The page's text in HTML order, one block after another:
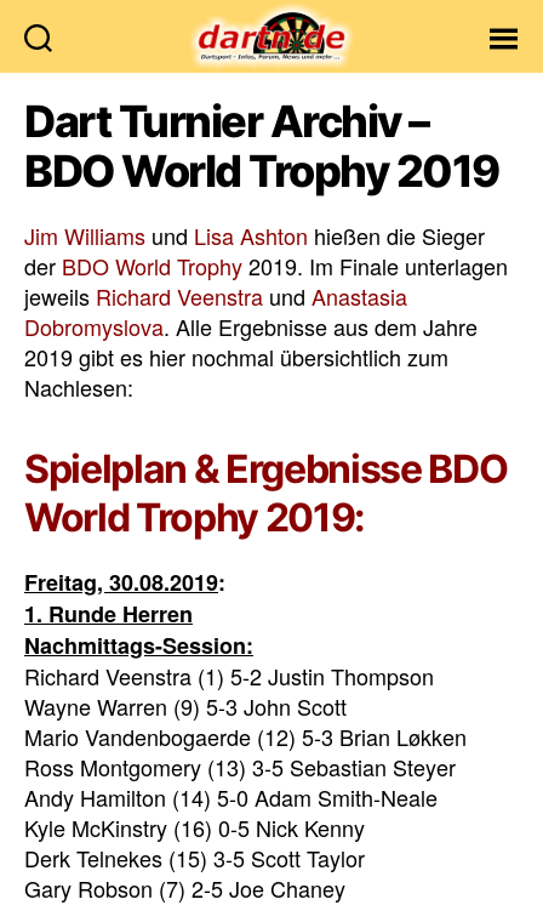
Dart Turnier Archiv –
BDO World Trophy 2019
Jim Williams und Lisa Ashton hießen die Sieger
der BDO World Trophy2019. Im Finale unterlagen
jeweils Richard Veenstra und Anastasia
Dobromyslova. Alle Ergebnisse aus dem Jahre
2019 gibt es hier nochmal übersichtlich zum
Nachlesen:
Spielplan & Ergebnisse BDO
World Trophy 2019:
Freitag, 30.08.2019:
1. Runde Herren
Nachmittags-Session:
Richard Veenstra (1) 5-2 Justin Thompson
Wayne Warren (9) 5-3 John Scott
Mario Vandenbogaerde (12) 5-3 Brian Løkken
Ross Montgomery (13) 3-5 Sebastian Steyer
Andy Hamilton (14) 5-0 Adam Smith-Neale
Kyle McKinstry (16) 0-5 Nick Kenny
Derk Telnekes (15) 3-5 Scott Taylor
Gary Robson (7) 2-5 Joe Chaney